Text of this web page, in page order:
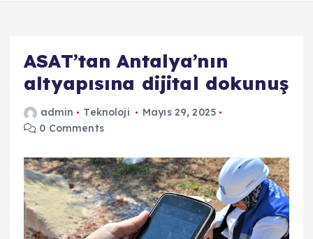
ASAT’tan Antalya’nın
altyapısına dijital dokunuş
admin Teknoloji
Mayıs 29, 2025
0 Comments